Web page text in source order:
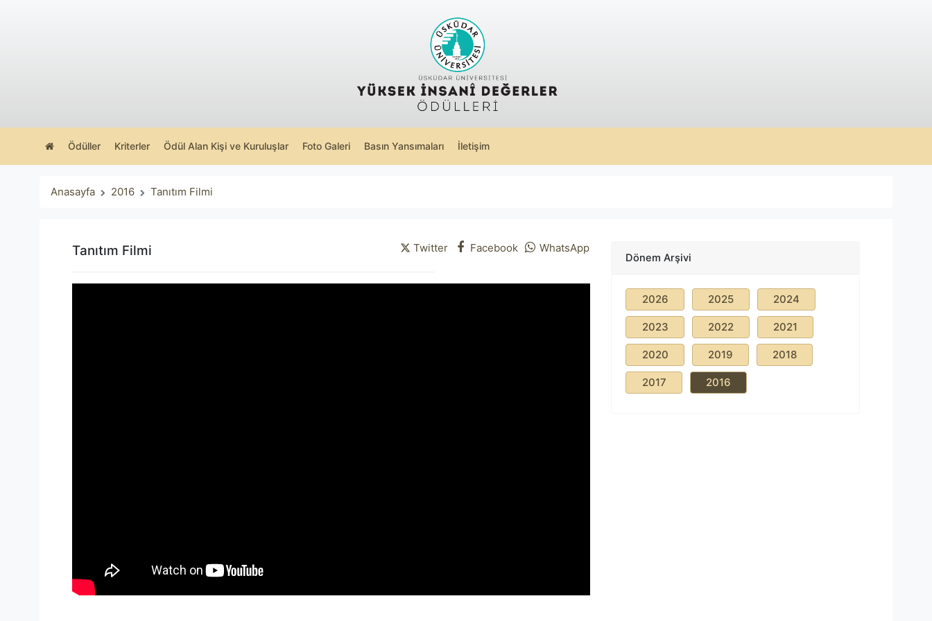
Ödüller Kriterler Ödül Alan Kişi ve Kuruluşlar Foto Galeri Basın Yansımaları İletişim
Anasayfa 2016 Tanıtım Filmi
Tanıtım Filmi Twitter Facebook WhatsApp
Dönem Arşivi
2026 2025 2024
2023 2022 2021
2020 2019 2018
2017 2016